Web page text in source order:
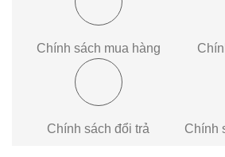
Chính sách mua hàng
Chính sách đổi trả Chính